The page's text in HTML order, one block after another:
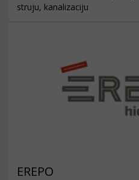
struju, kanalizaciju
EREPO